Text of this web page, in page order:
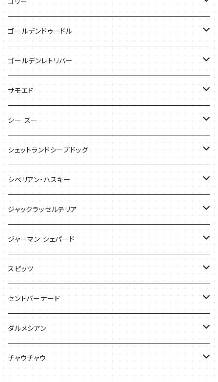
Tシャツ
Tシャツ
タオル
サンダル
バッグ
ケース
バッグ
ケース
Tシャツ
ゴールデンドゥードル
Tシャツ
ゴールデンレトリバー
Tシャツ
バッグ
ケース
サモエド
Tシャツ
バッグ
シー ズー
Tシャツ
バッグ
ケース
シェットランドシープドッグ
バッグ
ケース
Tシャツ
シベリアン・ハスキー
Tシャツ
バッグ
ジャックラッセルテリア
バッグ
ケース
Tシャツ
ジャーマン シェパード
Ｔシャツ
バッグ
スピッツ
ケース
セントバーナード
Tシャツ
バッグ
ダルメシアン
Tシャツ
チャウチャウ